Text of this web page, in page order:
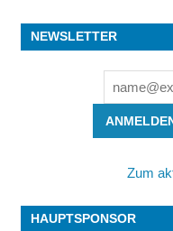
NEWSLETTER
Zum
HAUPTSPONSOR